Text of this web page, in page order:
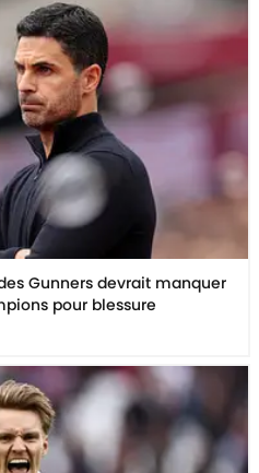
Gunners devrait manquer
pour blessure